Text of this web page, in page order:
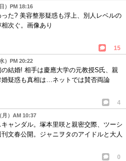
）PM 18:16
た? 美容整形疑惑も浮上、別人レベルの
次ぐ。画像あり
15
）PM 20:22
結婚! 相手は慶應大学の元教授S氏、親
婚疑惑も真相は…ネットでは賛否両論
4
月）AM 10:37
ャンダル。塚本里咲と親密交際、ツーシ
刊文春公開。ジャニヲタのアイドルと大人
0